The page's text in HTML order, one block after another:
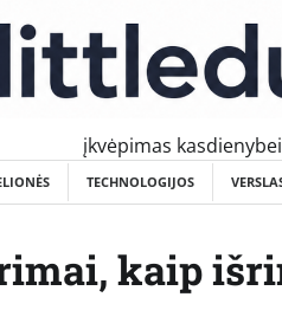
įkvėpimas kasdienybei
TECHNOLOGIJOS
kaip